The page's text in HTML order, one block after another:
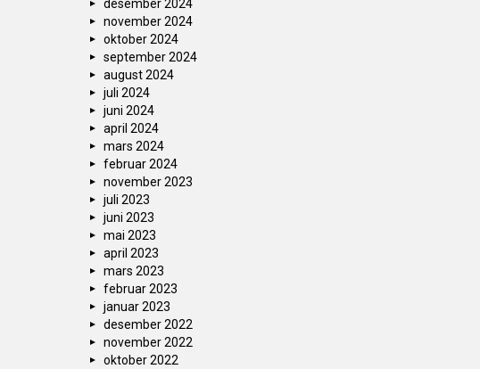
desember 2024
november 2024
oktober 2024
september 2024
august 2024
juli 2024
juni 2024
april 2024
mars 2024
februar 2024
november 2023
juli 2023
juni 2023
mai 2023
april 2023
mars 2023
februar 2023
januar 2023
desember 2022
november 2022
oktober 2022